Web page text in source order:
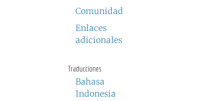
Comunidad
Enlaces
adicionales
Traducciones
Bahasa
Indonesia